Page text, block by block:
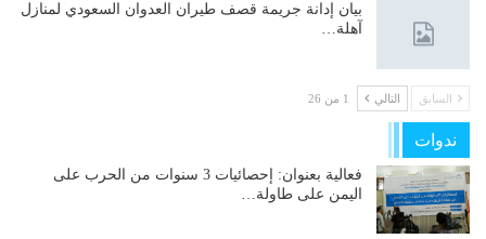
بيان إدانة جريمة قصف طيران العدوان السعودي لمنازل
آهلة…
السابق التالي 1 من 26
ندوات
فعالية بعنوان: إحصائيات 3 سنوات من الحرب على
اليمن على طاولة…